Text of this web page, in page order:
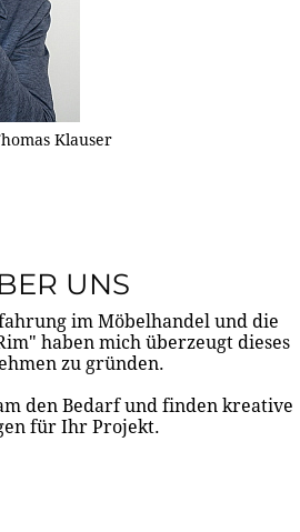
Klauser
UNS
im Möbelhandel und die
haben mich überzeugt dieses
zu gründen.
den Bedarf und finden kreative
für Ihr Projekt.